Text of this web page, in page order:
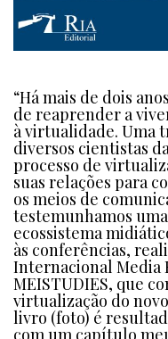
“Há mais de dois
de reaprender a
à virtualidade. Uma
diversos cientistas
processo de
suas relações para
os meios de
testemunhamos
ecossistema
às conferências,
Internacional Media
MEISTUDIES, que
virtualização do
livro (foto) é